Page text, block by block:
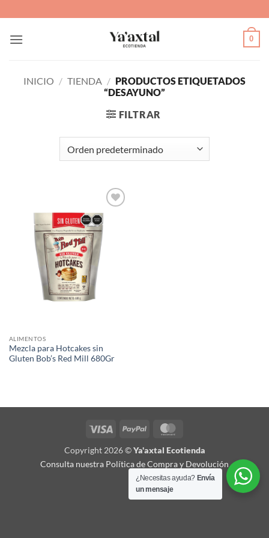
al
contenido
0
INICIO / TIENDA / PRODUCTOS ETIQUETADOS
“DESAYUNO”
FILTRAR
Agregar
a Lista
Deseos
ALIMENTOS
Mezcla para Hotcakes sin
Gluten Bob’s Red Mill 680Gr
Visa PayPal
Copyright 2026 ©Ya'axtal Ecotienda
Consulta nuestra Política de Compra y Devolución
¿Necesitas ayuda? Envía
un mensaje